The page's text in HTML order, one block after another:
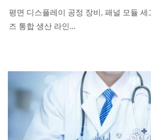
평면 디스플레이 공정 장비, 패널 모듈 세
즈 통합 생산 라인...